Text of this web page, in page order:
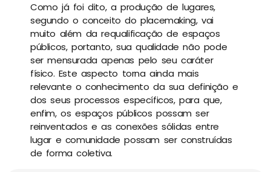
Como já foi dito, a produção de lugares,
segundo o conceito do placemaking, vai
muito além da requalificação de espaços
públicos, portanto, sua qualidade não pode
ser mensurada apenas pelo seu caráter
físico. Este aspecto torna ainda mais
relevante o conhecimento da sua definição e
dos seus processos específicos, para que,
enfim, os espaços públicos possam ser
reinventados e as conexões sólidas entre
lugar e comunidade possam ser construídas
de forma coletiva.